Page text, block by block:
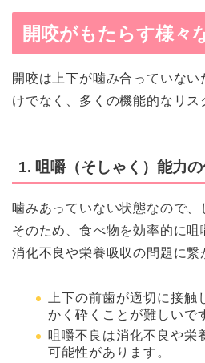
開咬がもたらす様々
開咬は上下が噛み合っていな
けでなく、多くの機能的なリス
1. 咀嚼（そしゃく）能力
噛みあっていない状態なので、
そのため、食べ物を効率的に咀
消化不良や栄養吸収の問題に繋
上下の前歯が適切に接
かく砕くことが難しいで
咀嚼不良は消化不良や栄
可能性があります。